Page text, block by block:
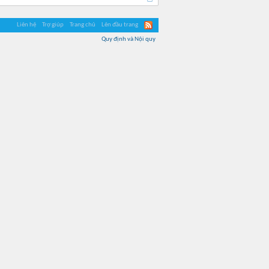
Liên hệ Trợ giúp Trang chủ Lên đầu trang
Quy định và Nội quy